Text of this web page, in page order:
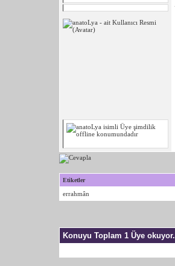
Etiketler
errahmân
Konuyu Toplam 1 Üye okuyor.